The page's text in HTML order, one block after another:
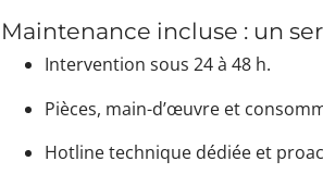
Maintenance incluse : un
Intervention sous 24 à 48 h.
Pièces, main-d’œuvre et
Hotline technique dédiée et